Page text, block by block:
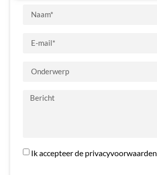
Ik accepteer de privacyvoorwaarden